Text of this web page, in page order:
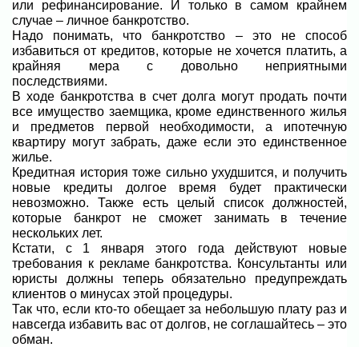
или рефинансирование. И только в самом крайнем
случае – личное банкротство.
Надо понимать, что банкротство – это не способ
избавиться от кредитов, которые не хочется платить, а
крайняя мера с довольно неприятными
последствиями.
В ходе банкротства в счет долга могут продать почти
все имущество заемщика, кроме единственного жилья
и предметов первой необходимости, а ипотечную
квартиру могут забрать, даже если это единственное
жилье.
Кредитная история тоже сильно ухудшится, и получить
новые кредиты долгое время будет практически
невозможно. Также есть целый список должностей,
которые банкрот не сможет занимать в течение
нескольких лет.
Кстати, с 1 января этого года действуют новые
требования к рекламе банкротства. Консультанты или
юристы должны теперь обязательно предупреждать
клиентов о минусах этой процедуры.
Так что, если кто-то обещает за небольшую плату раз и
навсегда избавить вас от долгов, не соглашайтесь – это
обман.